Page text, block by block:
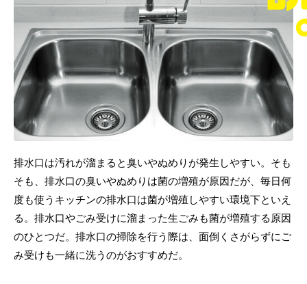
排水口は汚れが溜まると臭いやぬめりが発生しやすい。そも
そも、排水口の臭いやぬめりは菌の増殖が原因だが、毎日何
度も使うキッチンの排水口は菌が増殖しやすい環境下といえ
る。排水口やごみ受けに溜まった生ごみも菌が増殖する原因
のひとつだ。排水口の掃除を行う際は、面倒くさがらずにご
み受けも一緒に洗うのがおすすめだ。